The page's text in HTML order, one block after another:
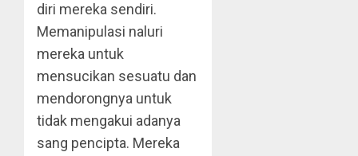
diri mereka sendiri.
Memanipulasi naluri
mereka untuk
mensucikan sesuatu dan
mendorongnya untuk
tidak mengakui adanya
sang pencipta. Mereka